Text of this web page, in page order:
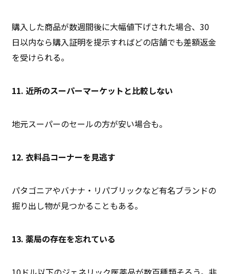
購入した商品が数週間後に大幅値下げされた場合、30
日以内なら購入証明を提示すればどの店舗でも差額返金
を受けられる。
11. 近所のスーパーマーケットと比較しない
地元スーパーのセールの方が安い場合も。
12. 衣料品コーナーを見逃す
パタゴニアやバナナ・リパブリックなど有名ブランドの
掘り出し物が見つかることもある。
13. 薬局の存在を忘れている